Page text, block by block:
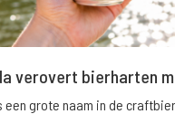
verovert bierharten
een grote naam in de